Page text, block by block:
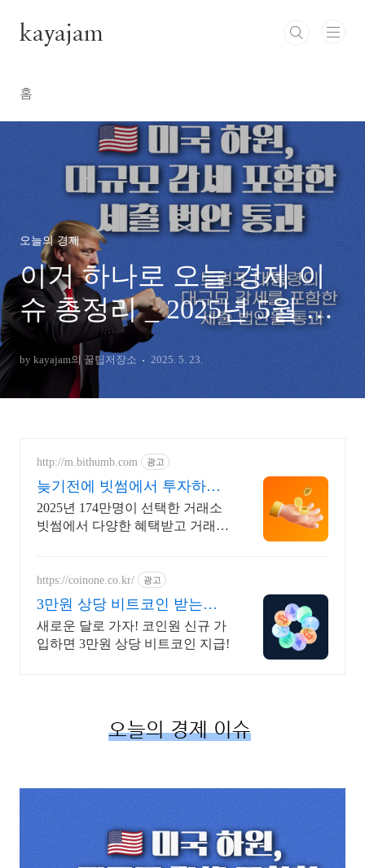
kayajam
홈
오늘의 경제
이거 하나로 오늘 경제 이
슈 총정리 _ 2025년 5월 22
일 주요 경제 이슈
by kayajam의 꿀팁저장소 2025. 5. 23.
http://m.bithumb.com 광고
늦기전에 빗썸에서 투자하세
요 신규 가입 시 5만원 혜택
2025년 174만명이 선택한 거래소
빗썸에서 다양한 혜택받고 거래하
https://coinone.co.kr/ 광고
3만원 상당 비트코인 받는법
12년 무사고 거래소
새로운 달로 가자! 코인원 신규 가
입하면 3만원 상당 비트코인 지급!
오늘의 경제 이슈